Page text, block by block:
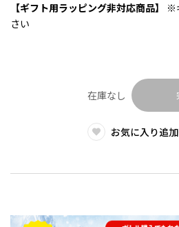
【ギフト用ラッピング非対応商品】 ※
さい
在庫なし
お気に入り追加